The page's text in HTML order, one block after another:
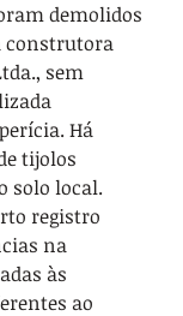
demolidos
construtora
sem
Há
tijolos
solo local.
registro
na
às
ao